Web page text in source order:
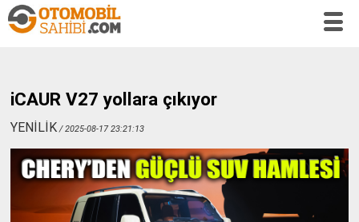
iCAUR V27 yollara çıkıyor
YENİLİK / 2025-08-17 23:21:13